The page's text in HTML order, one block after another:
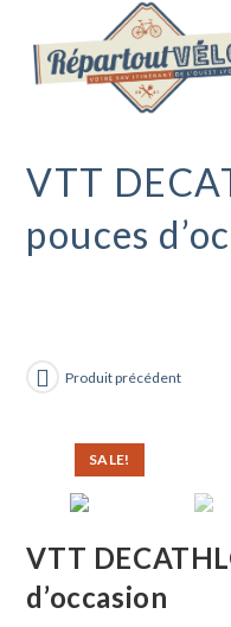
content
VTT
pouces
SALE!
Produit précédent
VTT
d’occasion